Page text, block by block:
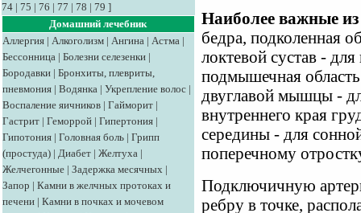
74 | 75 | 76 | 77 | 78 | 79 ]
Домашний лечебник
Аллергия | Алкоголизм | Ангина | Астма |
Бессонница | Болезни селезенки |
Бородавки | Бронхиты, плевриты,
пневмония | Водянка | Укрепление волос |
Воспаление яичников | Гайморит |
Гастрит | Геморрой | Гипертония |
Гипотония | Головная боль | Грипп
(простуда) | Диабет | Желтуха |
Желчегонные | Задержка месячных |
Запор | Камни в желчных протоках и
печени | Камни в почках и мочевом
Наиболее важные
бедра, подколенная
локтевой сустав -
подмышечная
двуглавой мышцы -
внутреннего края
середины - для
поперечному
Подключичную
ребру в точке,